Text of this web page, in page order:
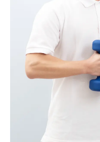
よくあるご質問